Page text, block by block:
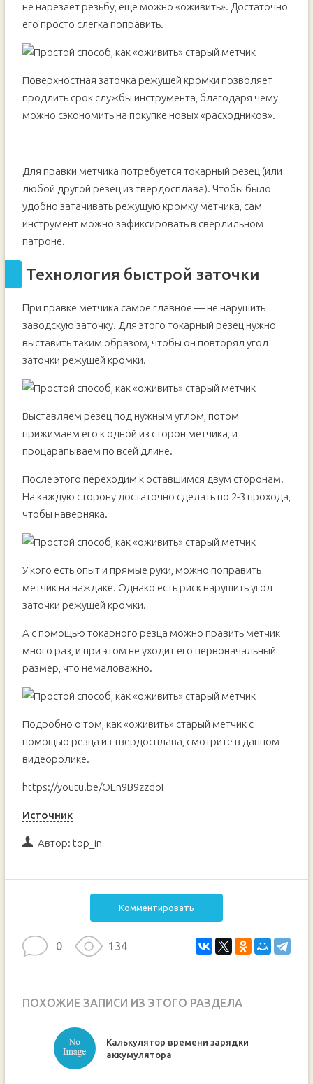
не нарезает резьбу, еще можно «оживить». Достаточно
его просто слегка поправить.
Поверхностная заточка режущей кромки позволяет
продлить срок службы инструмента, благодаря чему
можно сэкономить на покупке новых «расходников».
Для правки метчика потребуется токарный резец (или
любой другой резец из твердосплава). Чтобы было
удобно затачивать режущую кромку метчика, сам
инструмент можно зафиксировать в сверлильном
патроне.
Технология быстрой заточки
При правке метчика самое главное — не нарушить
заводскую заточку. Для этого токарный резец нужно
выставить таким образом, чтобы он повторял угол
заточки режущей кромки.
Выставляем резец под нужным углом, потом
прижимаем его к одной из сторон метчика, и
процарапываем по всей длине.
После этого переходим к оставшимся двум сторонам.
На каждую сторону достаточно сделать по 2-3 прохода,
чтобы наверняка.
У кого есть опыт и прямые руки, можно поправить
метчик на наждаке. Однако есть риск нарушить угол
заточки режущей кромки.
А с помощью токарного резца можно править метчик
много раз, и при этом не уходит его первоначальный
размер, что немаловажно.
Подробно о том, как «оживить» старый метчик с
помощью резца из твердосплава, смотрите в данном
видеоролике.
https://youtu.be/OEn9B9zzdoI
Источник
Автор: top_in
Комментировать
0 134
ПОХОЖИЕ ЗАПИСИ ИЗ ЭТОГО РАЗДЕЛА
Калькулятор времени зарядки
аккумулятора